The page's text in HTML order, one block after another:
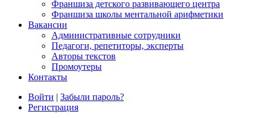
Франшиза детского развивающего центра
Франшиза школы ментальной арифметики
Вакансии
Административные сотрудники
Педагоги, репетиторы, эксперты
Авторы текстов
Промоутеры
Контакты
Войти | Забыли пароль?
Регистрация